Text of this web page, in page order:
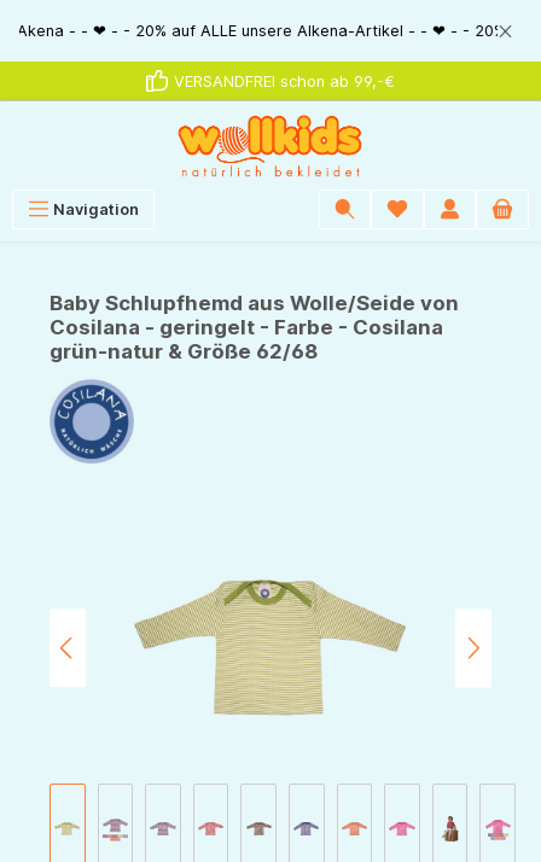
springen
- - ❤ - - 20% auf ALLE unsere Alkena-Artikel - - ❤ - - 20% NUR
VERSANDFREI schon ab 99,-€
Navigation
Baby Schlupfhemd aus Wolle/Seide von
Cosilana - geringelt - Farbe - Cosilana
grün-natur & Größe 62/68